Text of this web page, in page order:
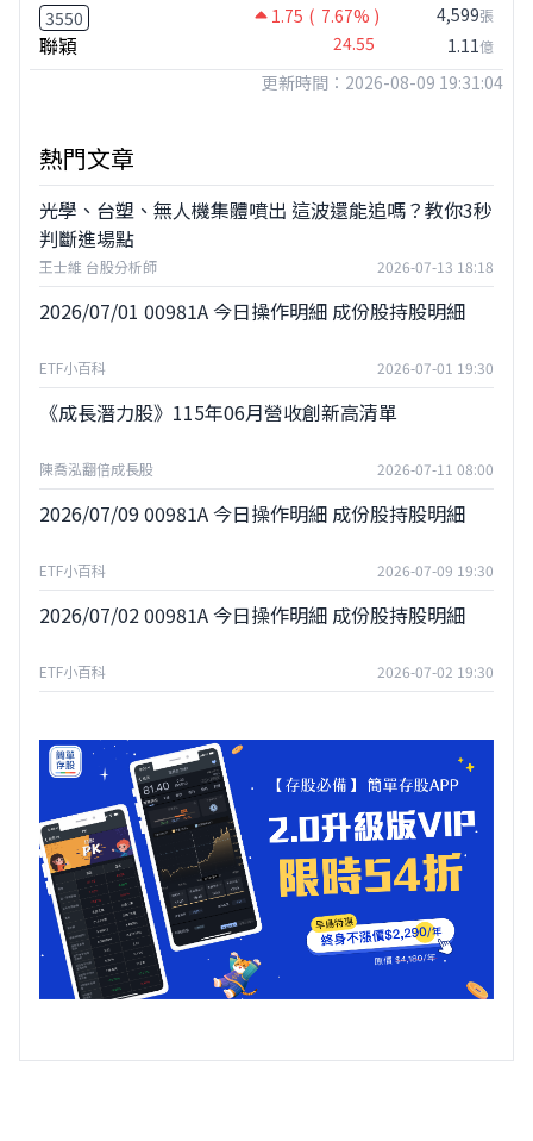
3550 1.75 ( 7.67% )
聯穎 24.55
4,599張
1.11億
更新時間：2026-08-09 19:31:04
熱門文章
光學、台塑、無人機集體噴出 這波還能追嗎？教你3秒
判斷進場點
王士維 台股分析師 2026-07-13 18:18
2026/07/01 00981A 今日操作明細 成份股持股明細
ETF小百科 2026-07-01 19:30
《成長潛力股》115年06月營收創新高清單
陳喬泓翻倍成長股 2026-07-11 08:00
2026/07/09 00981A 今日操作明細 成份股持股明細
ETF小百科 2026-07-09 19:30
2026/07/02 00981A 今日操作明細 成份股持股明細
ETF小百科 2026-07-02 19:30